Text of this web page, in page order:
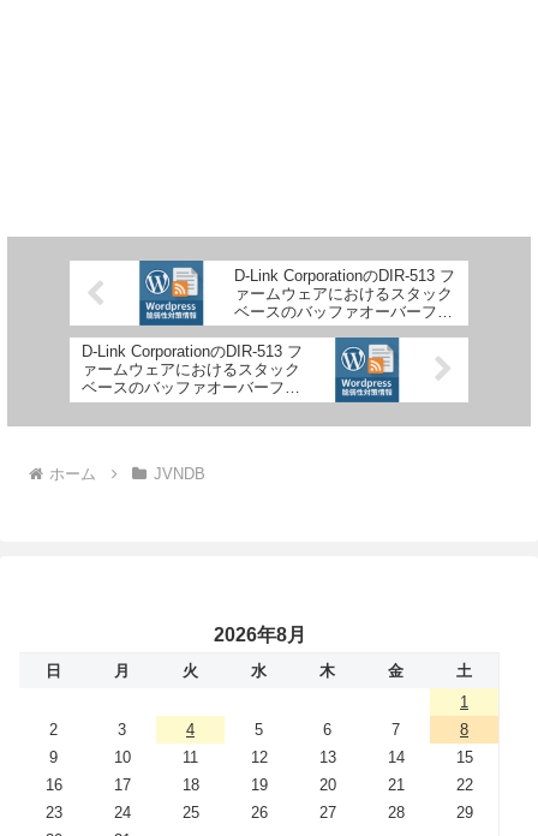
D-Link CorporationのDIR-513 フ
ァームウェアにおけるスタック
ベースのバッファオーバーフロ
ーの脆弱性
D-Link CorporationのDIR-513 フ
ァームウェアにおけるスタック
ベースのバッファオーバーフロ
ーの脆弱性
ホーム JVNDB
2026年8月
日 月 火 水 木 金
土
1
2
3 4 5 6 7
8
9
10 11 12 13 14
15
16
17 18 19 20 21
22
23
24 25 26 27 28
29